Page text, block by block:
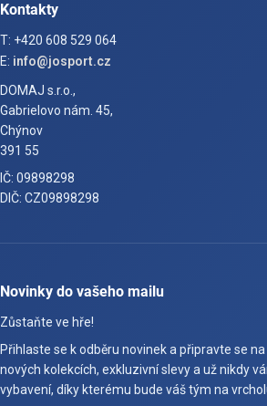
Kontakty
T: +420 608 529 064
E: info@josport.cz
DOMAJ s.r.o.,
Gabrielovo nám. 45,
Chýnov
391 55
IČ: 09898298
DIČ: CZ09898298
Novinky do vašeho mailu
Zůstaňte ve hře!
Přihlaste se k odběru novinek a připravte se
nových kolekcích, exkluzivní slevy a už nikdy
vybavení, díky kterému bude váš tým na